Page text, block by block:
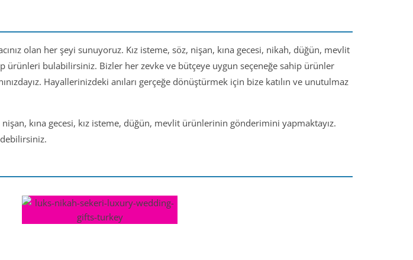
olan her şeyi sunuyoruz. Kız isteme, söz, nişan, kına gecesi, nikah, düğün, mevlit
ürünleri bulabilirsiniz. Bizler her zevke ve bütçeye uygun seçeneğe sahip ürünler
Hayallerinizdeki anıları gerçeğe dönüştürmek için bize katılın ve unutulmaz
kına gecesi, kız isteme, düğün, mevlit ürünlerinin gönderimini yapmaktayız.